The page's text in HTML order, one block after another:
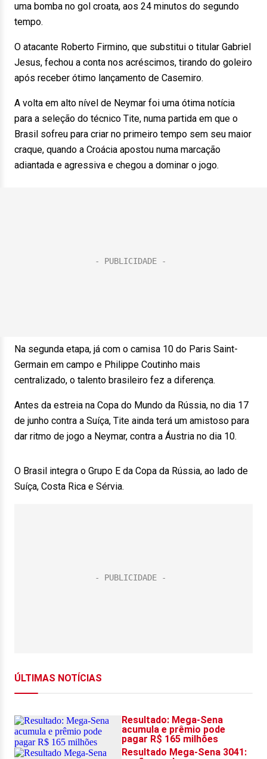
uma bomba no gol croata, aos 24 minutos do segundo
tempo.
O atacante Roberto Firmino, que substitui o titular Gabriel
Jesus, fechou a conta nos acréscimos, tirando do goleiro
após receber ótimo lançamento de Casemiro.
A volta em alto nível de Neymar foi uma ótima notícia
para a seleção do técnico Tite, numa partida em que o
Brasil sofreu para criar no primeiro tempo sem seu maior
craque, quando a Croácia apostou numa marcação
adiantada e agressiva e chegou a dominar o jogo.
Na segunda etapa, já com o camisa 10 do Paris Saint-
Germain em campo e Philippe Coutinho mais
centralizado, o talento brasileiro fez a diferença.
Antes da estreia na Copa do Mundo da Rússia, no dia 17
de junho contra a Suíça, Tite ainda terá um amistoso para
dar ritmo de jogo a Neymar, contra a Áustria no dia 10.
O Brasil integra o Grupo E da Copa da Rússia, ao lado de
Suíça, Costa Rica e Sérvia.